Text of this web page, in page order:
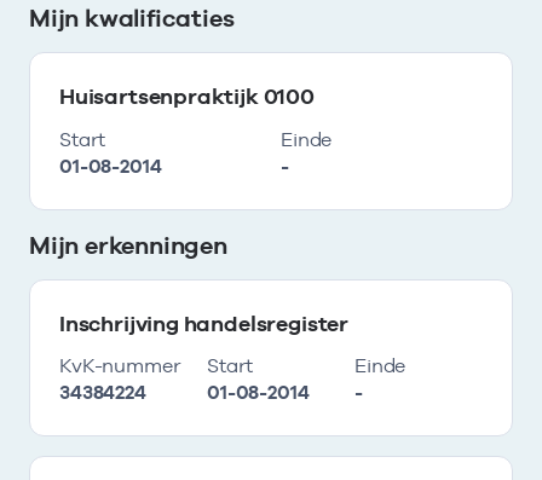
Mijn kwalificaties
Huisartsenpraktijk 0100
Start
01-08-2014
Einde
-
Mijn erkenningen
Inschrijving handelsregister
KvK-nummer
34384224
Start
01-08-2014
Einde
-